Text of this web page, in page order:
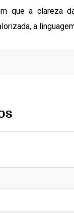
que a clareza
a